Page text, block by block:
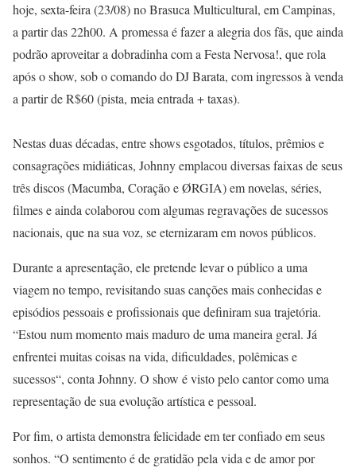
hoje, sexta-feira (23/08) no Brasuca Multicultural, em Campinas,
a partir das 22h00. A promessa é fazer a alegria dos fãs, que ainda
podrão aproveitar a dobradinha com a Festa Nervosa!, que rola
após o show, sob o comando do DJ Barata, com ingressos à venda
a partir de R$60 (pista, meia entrada + taxas).
Nestas duas décadas, entre shows esgotados, títulos, prêmios e
consagrações midiáticas, Johnny emplacou diversas faixas de seus
três discos (Macumba, Coração e ØRGIA) em novelas, séries,
filmes e ainda colaborou com algumas regravações de sucessos
nacionais, que na sua voz, se eternizaram em novos públicos.
Durante a apresentação, ele pretende levar o público a uma
viagem no tempo, revisitando suas canções mais conhecidas e
episódios pessoais e profissionais que definiram sua trajetória.
“Estou num momento mais maduro de uma maneira geral. Já
enfrentei muitas coisas na vida, dificuldades, polêmicas e
sucessos“, conta Johnny. O show é visto pelo cantor como uma
representação de sua evolução artística e pessoal.
Por fim, o artista demonstra felicidade em ter confiado em seus
sonhos. “O sentimento é de gratidão pela vida e de amor por